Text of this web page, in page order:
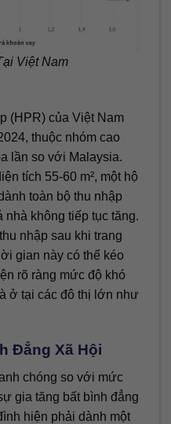
Việt Nam
(HPR) của Việt Nam
thuộc nhóm cao
lần so với Malaysia.
tích 55-60 m², một hộ
toàn bộ thu nhập
không tiếp tục tăng.
nhập sau khi trang
gian này có thể kéo
rõ ràng mức độ khó
ở tại các đô thị lớn như
Đẳng Xã Hội
chóng so với mức
gia tăng bất bình đẳng
hiện phải dành một